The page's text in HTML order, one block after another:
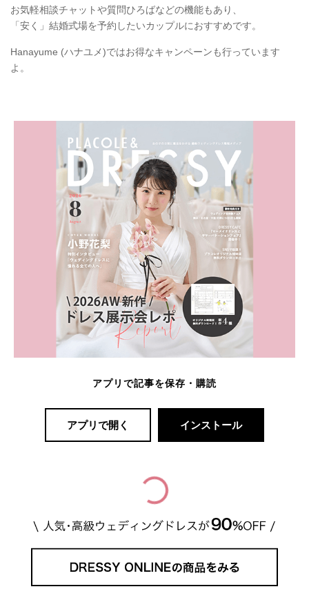
お気軽相談チャットや質問ひろばなどの機能もあり、
「安く」結婚式場を予約したいカップルにおすすめです。
Hanayume (ハナユメ)ではお得なキャンペーンも行っています
よ。
アプリで記事を保存・購読
アプリで開く インストール